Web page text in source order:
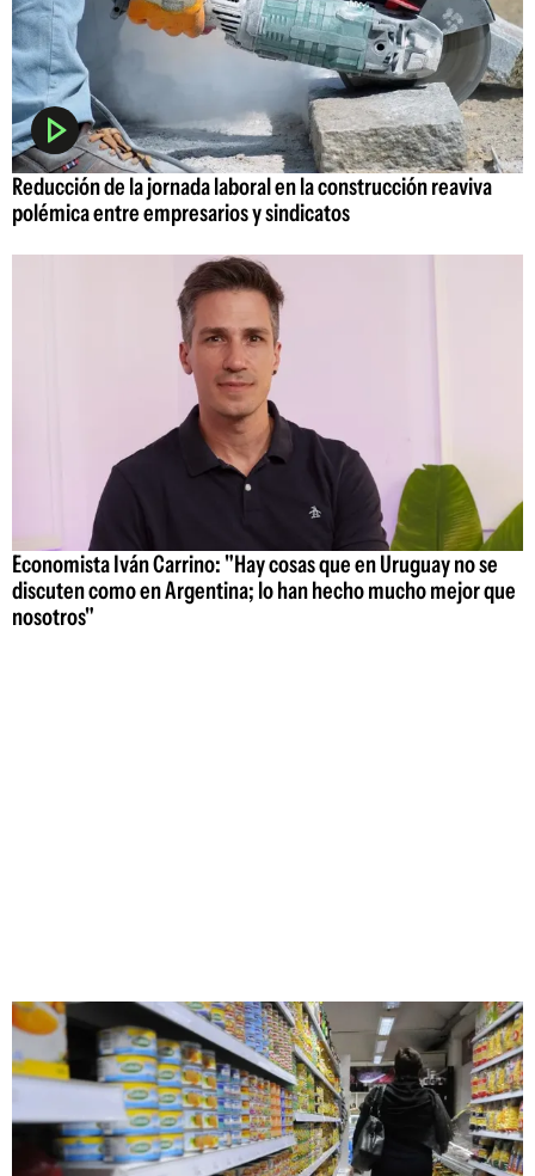
Reducción de la jornada laboral en la construcción reaviva
polémica entre empresarios y sindicatos
Economista Iván Carrino: "Hay cosas que en Uruguay no se
discuten como en Argentina; lo han hecho mucho mejor que
nosotros"